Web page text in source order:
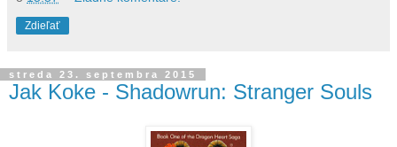
Zdieľať
streda 23. septembra 2015
Jak Koke - Shadowrun: Stranger Souls